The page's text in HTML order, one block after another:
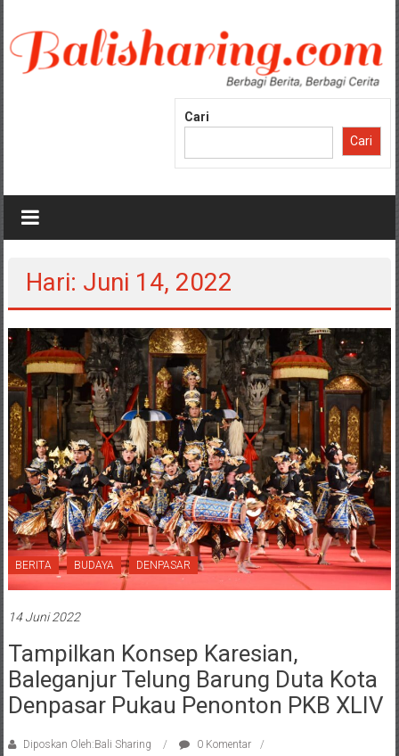
konten
Cari
Cari
Hari: Juni 14, 2022
BERITA BUDAYA DENPASAR
14 Juni 2022
Tampilkan Konsep Karesian,
Baleganjur Telung Barung Duta Kota
Denpasar Pukau Penonton PKB XLIV
Diposkan Oleh:Bali Sharing
0 Komentar